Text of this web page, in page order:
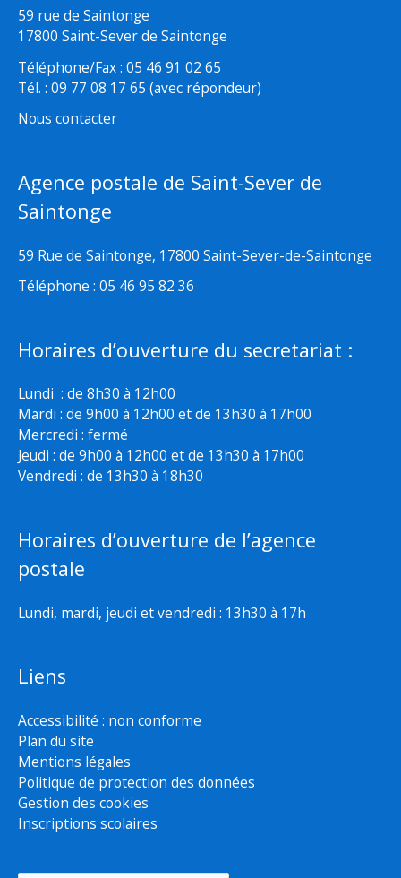
59 rue de Saintonge
17800 Saint-Sever de Saintonge
Téléphone/Fax : 05 46 91 02 65
Tél. : 09 77 08 17 65 (avec répondeur)
Nous contacter
Agence postale de Saint-Sever de
Saintonge
59 Rue de Saintonge, 17800 Saint-Sever-de-Saintonge
Téléphone : 05 46 95 82 36
Horaires d’ouverture du secretariat :
Lundi : de 8h30 à 12h00
Mardi : de 9h00 à 12h00 et de 13h30 à 17h00
Mercredi : fermé
Jeudi : de 9h00 à 12h00 et de 13h30 à 17h00
Vendredi : de 13h30 à 18h30
Horaires d’ouverture de l’agence
postale
Lundi, mardi, jeudi et vendredi : 13h30 à 17h
Liens
Accessibilité : non conforme
Plan du site
Mentions légales
Politique de protection des données
Gestion des cookies
Inscriptions scolaires